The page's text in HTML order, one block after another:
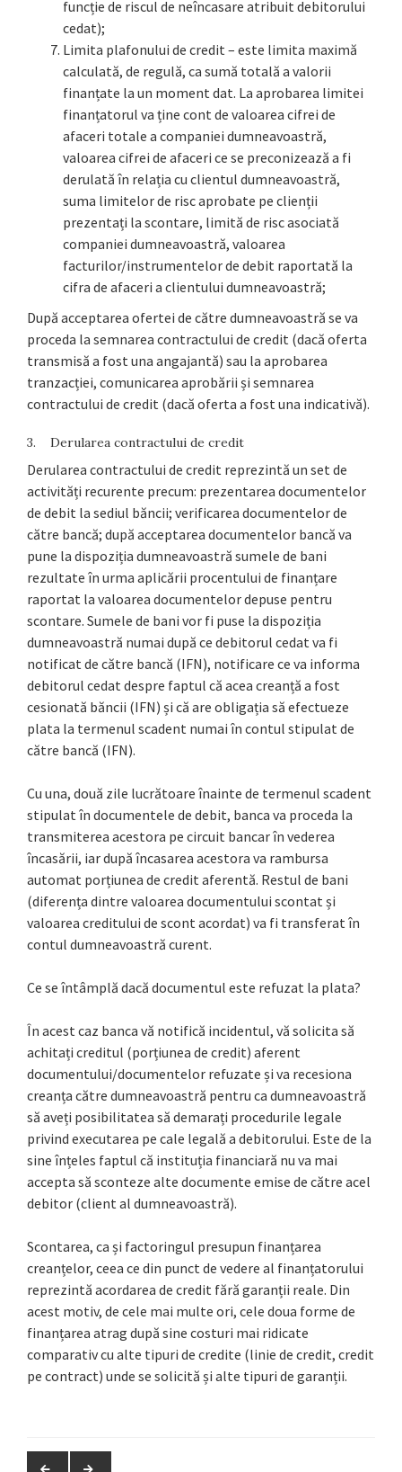
funcție de riscul de neîncasare atribuit debitorului
cedat);
Limita plafonului de credit – este limita maximă
calculată, de regulă, ca sumă totală a valorii
finanțate la un moment dat. La aprobarea limitei
finanțatorul va ține cont de valoarea cifrei de
afaceri totale a companiei dumneavoastră,
valoarea cifrei de afaceri ce se preconizează a fi
derulată în relația cu clientul dumneavoastră,
suma limitelor de risc aprobate pe clienții
prezentați la scontare, limită de risc asociată
companiei dumneavoastră, valoarea
facturilor/instrumentelor de debit raportată la
cifra de afaceri a clientului dumneavoastră;
După acceptarea ofertei de către dumneavoastră se va
proceda la semnarea contractului de credit (dacă oferta
transmisă a fost una angajantă) sau la aprobarea
tranzacției, comunicarea aprobării și semnarea
contractului de credit (dacă oferta a fost una indicativă).
3. Derularea contractului de credit
Derularea contractului de credit reprezintă un set de
activități recurente precum: prezentarea documentelor
de debit la sediul băncii; verificarea documentelor de
către bancă; după acceptarea documentelor bancă va
pune la dispoziția dumneavoastră sumele de bani
rezultate în urma aplicării procentului de finanțare
raportat la valoarea documentelor depuse pentru
scontare. Sumele de bani vor fi puse la dispoziția
dumneavoastră numai după ce debitorul cedat va fi
notificat de către bancă (IFN), notificare ce va informa
debitorul cedat despre faptul că acea creanță a fost
cesionată băncii (IFN) și că are obligația să efectueze
plata la termenul scadent numai în contul stipulat de
către bancă (IFN).
Cu una, două zile lucrătoare înainte de termenul scadent
stipulat în documentele de debit, banca va proceda la
transmiterea acestora pe circuit bancar în vederea
încasării, iar după încasarea acestora va rambursa
automat porțiunea de credit aferentă. Restul de bani
(diferența dintre valoarea documentului scontat și
valoarea creditului de scont acordat) va fi transferat în
contul dumneavoastră curent.
Ce se întâmplă dacă documentul este refuzat la plata?
În acest caz banca vă notifică incidentul, vă solicita să
achitați creditul (porțiunea de credit) aferent
documentului/documentelor refuzate și va recesiona
creanța către dumneavoastră pentru ca dumneavoastră
să aveți posibilitatea să demarați procedurile legale
privind executarea pe cale legală a debitorului. Este de la
sine înțeles faptul că instituția financiară nu va mai
accepta să sconteze alte documente emise de către acel
debitor (client al dumneavoastră).
Scontarea, ca și factoringul presupun finanțarea
creanțelor, ceea ce din punct de vedere al finanțatorului
reprezintă acordarea de credit fără garanții reale. Din
acest motiv, de cele mai multe ori, cele doua forme de
finanțarea atrag după sine costuri mai ridicate
comparativ cu alte tipuri de credite (linie de credit, credit
pe contract) unde se solicită și alte tipuri de garanții.